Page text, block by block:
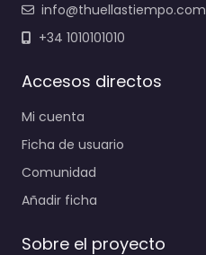
info@thuellastiempo.com
+34 1010101010
Accesos directos
Mi cuenta
Ficha de usuario
Comunidad
Añadir ficha
Sobre el proyecto